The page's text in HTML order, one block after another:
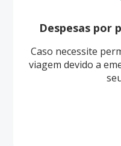
Despesas por
Caso necessite
viagem devido a